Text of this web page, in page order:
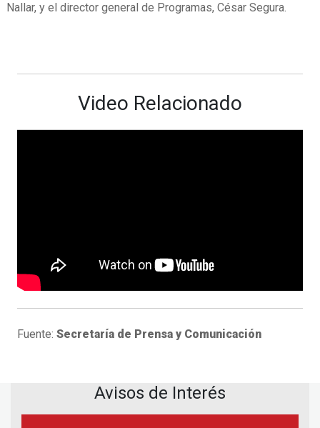
Nallar, y el director general de Programas, César Segura.
Video Relacionado
Fuente: Secretaría de Prensa y Comunicación
Avisos de Interés